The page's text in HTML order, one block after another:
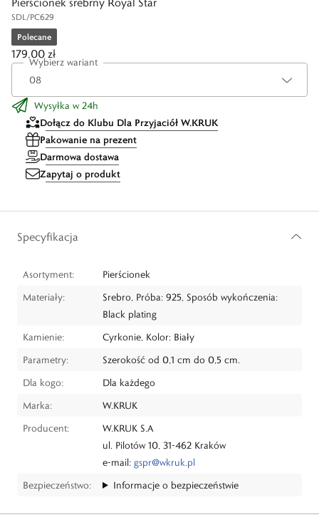
SDL/PC629
Polecane
179,00 zł
Wybierz wariant
Wysyłka w 24h
Dołącz do Klubu Dla Przyjaciół W.KRUK
Pakowanie na prezent
Darmowa dostawa
Zapytaj o produkt
Specyfikacja
Asortyment:
Pierścionek
Materiały:
Srebro, Próba: 925, Sposób wykończenia:
Black plating
Kamienie:
Cyrkonie, Kolor: Biały
Parametry:
Szerokość od 0,1 cm do 0,5 cm.
Dla kogo:
Dla każdego
Marka:
W.KRUK
Producent:
W.KRUK S.A
ul. Pilotów 10, 31-462 Kraków
e-mail: gspr@wkruk.pl
Bezpieczeństwo:
Informacje o bezpieczeństwie